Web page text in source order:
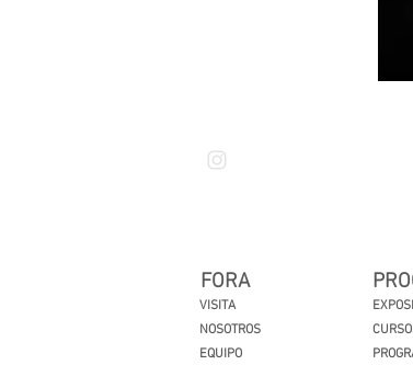
FORA
VISITA
NOSOTROS
EQUIPO